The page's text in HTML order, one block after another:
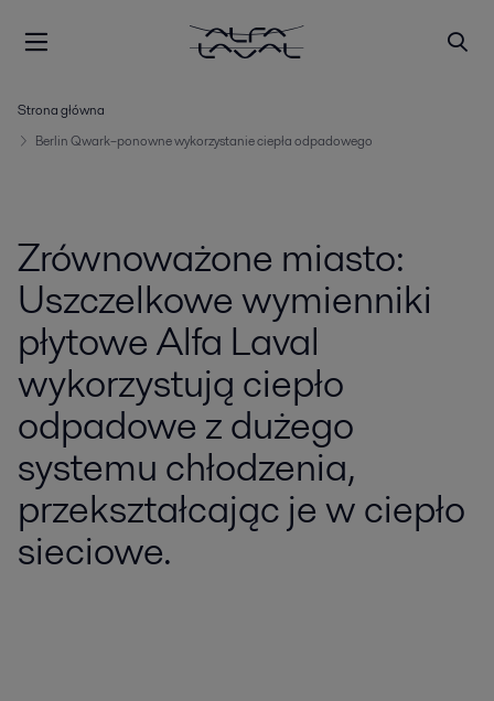
Strona główna
Berlin Qwark–ponowne wykorzystanie ciepła odpadowego
Zrównoważone miasto:
Uszczelkowe wymienniki
płytowe Alfa Laval
wykorzystują ciepło
odpadowe z dużego
systemu chłodzenia,
przekształcając je w ciepło
sieciowe.